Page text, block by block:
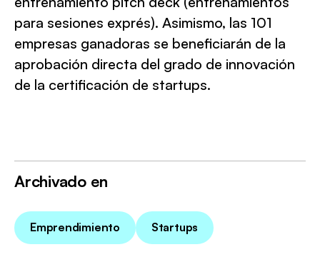
para sesiones exprés). Asimismo, las 101
empresas ganadoras se beneficiarán de la
aprobación directa del grado de innovación
de la certificación de startups.
Archivado en
Emprendimiento Startups